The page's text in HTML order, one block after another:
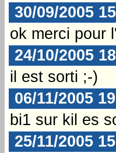
30/09/2005
ok merci pour
24/10/2005
il est sorti ;-)
06/11/2005
bi1 sur kil es
25/11/2005